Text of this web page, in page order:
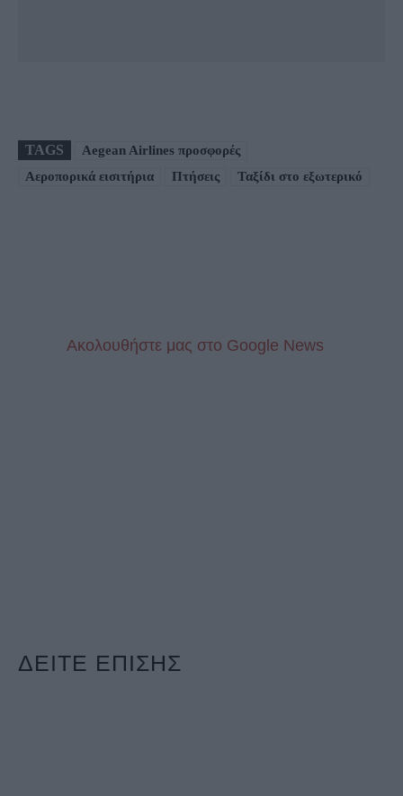
TAGS
Aegean Airlines προσφορές
Αεροπορικά εισιτήρια
Πτήσεις Ταξίδι στο εξωτερικό
Aκολουθήστε μας στo Google News
ΔΕΙΤΕ ΕΠΙΣΗΣ